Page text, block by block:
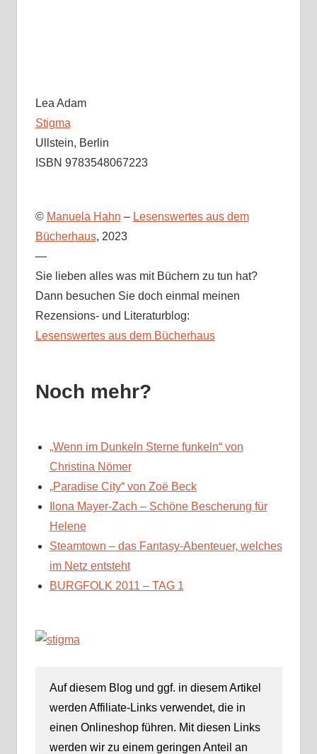
Lea Adam
Stigma
Ullstein, Berlin
ISBN 9783548067223
© Manuela Hahn – Lesenswertes aus dem
Bücherhaus, 2023
—
Sie lieben alles was mit Büchern zu tun hat?
Dann besuchen Sie doch einmal meinen
Rezensions- und Literaturblog:
Lesenswertes aus dem Bücherhaus
Noch mehr?
„Wenn im Dunkeln Sterne funkeln“ von
Christina Nömer
„Paradise City“ von Zoë Beck
Ilona Mayer-Zach – Schöne Bescherung für
Helene
Steamtown – das Fantasy-Abenteuer, welches
im Netz entsteht
BURGFOLK 2011 – TAG 1
Auf diesem Blog und ggf. in diesem Artikel
werden Affiliate-Links verwendet, die in
einen Onlineshop führen. Mit diesen Links
werden wir zu einem geringen Anteil an